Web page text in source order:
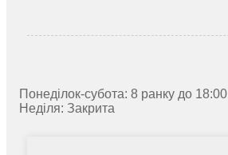
Понеділок-субота: 8 ранку до 18:00
Неділя: Закрита